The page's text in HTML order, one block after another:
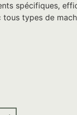
spécifiques,
tous types de